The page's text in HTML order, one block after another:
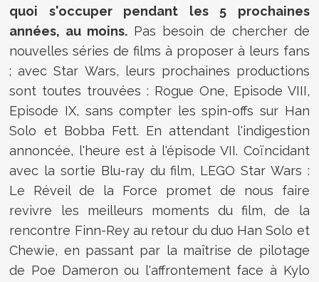
quoi s'occuper pendant les 5 prochaines
années, au moins. Pas besoin de chercher de
nouvelles séries de films à proposer à leurs fans
; avec Star Wars, leurs prochaines productions
sont toutes trouvées : Rogue One, Episode VIII,
Episode IX, sans compter les spin-offs sur Han
Solo et Bobba Fett. En attendant l'indigestion
annoncée, l'heure est à l'épisode VII. Coïncidant
avec la sortie Blu-ray du film, LEGO Star Wars :
Le Réveil de la Force promet de nous faire
revivre les meilleurs moments du film, de la
rencontre Finn-Rey au retour du duo Han Solo et
Chewie, en passant par la maîtrise de pilotage
de Poe Dameron ou l'affrontement face à Kylo